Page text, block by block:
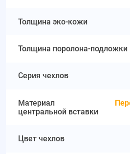
Толщина эко-кожи
Толщина поролона-подложки
Серия чехлов
Материал
центральной вставки
Цвет чехлов